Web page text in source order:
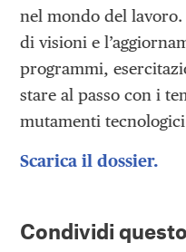
nel mondo del
di visioni e
programmi,
stare al passo con i
mutamenti
Scarica il dossier.
Condividi